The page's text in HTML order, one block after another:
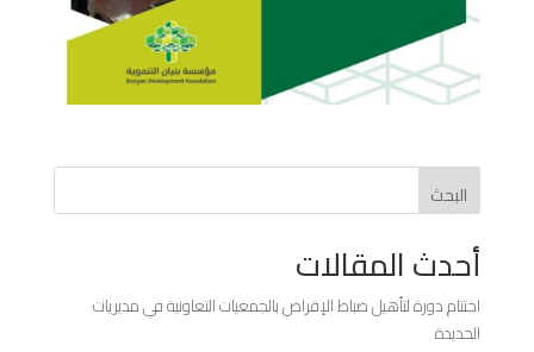
البحث
أحدث المقالات
اختتام دورة لتأهيل ضباط الإقراض بالجمعيات التعاونية في مديريات
الحديدة